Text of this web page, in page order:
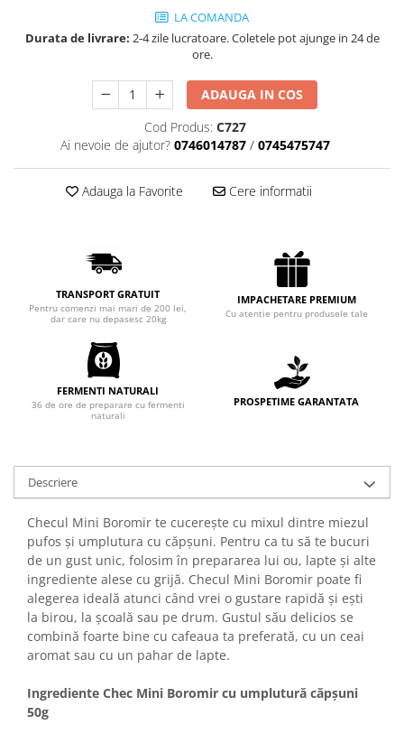
Prajituri artizanale
Chec cu iaurt
Chec Glasat
Checurile Royal
Prajitura ingerilor
Prajituri Red Collection
Prajituri cu fructe
Prajituri cafea
Prajituri de Craciun
Torturi ambalate
Torti
Foietaje
Biscuiti
Turta dulce
Turta dulce cu nuci
Turta dulce de Sibiu
Turta dulce cu miere
Croissant
Croissant cu maia
Cornulete
LA COMANDA
Durata de livrare: 2-4 zile lucratoare. Coletele pot ajunge in 24 de
ore.
ADAUGA IN COS
Cod Produs: C727
Ai nevoie de ajutor? 0746014787 / 0745475747
Adauga la Favorite Cere informatii
TRANSPORT GRATUIT
Pentru comenzi mai mari de 200 lei,
dar care nu depasesc 20kg
IMPACHETARE PREMIUM
Cu atentie pentru produsele tale
FERMENTI NATURALI
36 de ore de preparare cu fermenti
naturali
PROSPETIME GARANTATA
Descriere
Checul Mini Boromir te cucerește cu mixul dintre miezul
pufos și umplutura cu căpșuni. Pentru ca tu să te bucuri
de un gust unic, folosim în prepararea lui ou, lapte și alte
ingrediente alese cu grijă. Checul Mini Boromir poate fi
alegerea ideală atunci când vrei o gustare rapidă și ești
la birou, la școală sau pe drum. Gustul său delicios se
combină foarte bine cu cafeaua ta preferată, cu un ceai
aromat sau cu un pahar de lapte.
Ingrediente Chec Mini Boromir cu umplutură căpșuni
50g